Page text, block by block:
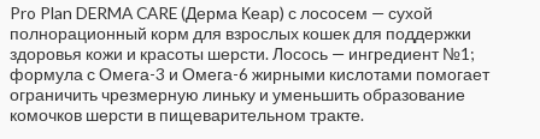
Pro Plan DERMA CARE (Дерма Кеар) с лососем — сухой
полнорационный корм для взрослых кошек для поддержки
здоровья кожи и красоты шерсти. Лосось — ингредиент №1;
формула с Омега-3 и Омега-6 жирными кислотами помогает
ограничить чрезмерную линьку и уменьшить образование
комочков шерсти в пищеварительном тракте.